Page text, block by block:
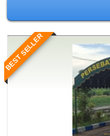
BEST SELLER